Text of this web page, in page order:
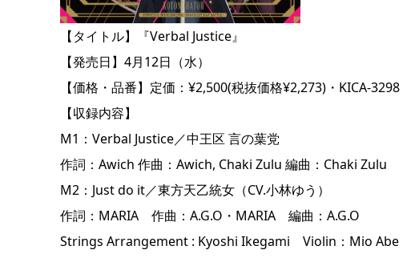
【タイトル】『Verbal Justice』
【発売日】4月12日（水）
【価格・品番】定価：¥2,500(税抜価格¥2,273)・KICA-3298
【収録内容】
M1：Verbal Justice／中王区 言の葉党
作詞：Awich 作曲：Awich, Chaki Zulu 編曲：Chaki Zulu
M2：Just do it／東方天乙統女（CV.小林ゆう）
作詞：MARIA 作曲：A.G.O・MARIA 編曲：A.G.O
Strings Arrangement : Kyoshi Ikegami Violin：Mio Abe